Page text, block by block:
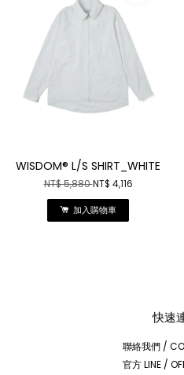
WISDOM® L/S SHIRT_WHITE
NT$ 5,880NT$ 4,116
加入購物車
快速
聯絡我們 /
官方 LINE /